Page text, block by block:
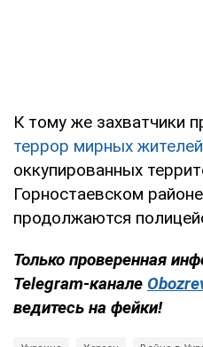
К тому же захватчики
террор мирных жителей
оккупированных
Горностаевском
продолжаются
Только проверенная
Telegram-канале
ведитесь на фейки!​​​​​​​